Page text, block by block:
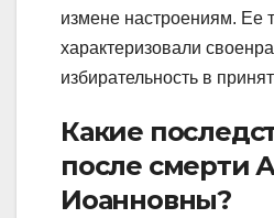
измене настроениям. Ее
характеризовали
избирательность в
Какие
после смерти
Иоанновны?